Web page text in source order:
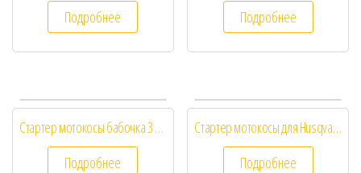
Подробнее
Подробнее
Стартер мотокосы бабочка 3 болта
Подробнее
Стартер мотокосы для Husqvarna 128R 125R
Подробнее